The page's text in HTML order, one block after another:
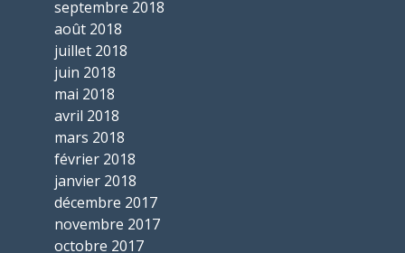
septembre 2018
août 2018
juillet 2018
juin 2018
mai 2018
avril 2018
mars 2018
février 2018
janvier 2018
décembre 2017
novembre 2017
octobre 2017